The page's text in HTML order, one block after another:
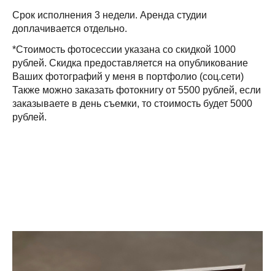
Срок исполнения 3 недели. Аренда студии
доплачивается отдельно.
*Стоимость фотосессии указана со скидкой 1000
рублей. Скидка предоставляется на опубликование
Ваших фотографий у меня в портфолио (соц.сети)
Также можно заказать фотокнигу от 5500 рублей, если
заказываете в день съемки, то стоимость будет 5000
рублей.